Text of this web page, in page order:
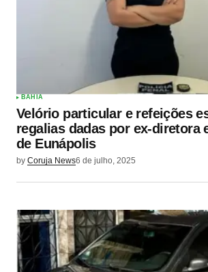
BAHIA
Velório particular e refeições
regalias dadas por ex-diretora
de Eunápolis
by Coruja News6 de julho, 2025